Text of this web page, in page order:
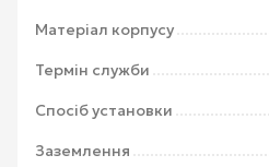
Матеріал корпусу
Термін служби
Спосіб установки
Заземлення